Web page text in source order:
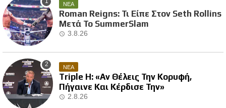
ΝΕΑ
Roman Reigns: Τι Είπε Στον Seth Rollins
Μετά Το SummerSlam
3.8.26
ΝΕΑ
Triple H: «Αν Θέλεις Την Κορυφή,
Πήγαινε Και Κέρδισε Την»
2.8.26